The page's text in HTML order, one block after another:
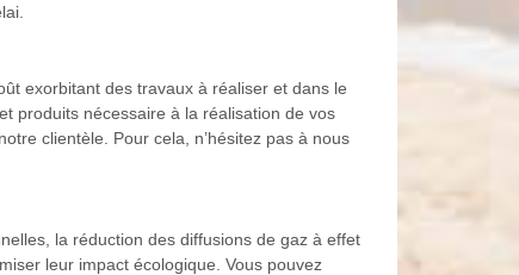
exorbitant des travaux à réaliser et dans le
produits nécessaire à la réalisation de vos
clientèle. Pour cela, n’hésitez pas à nous
la réduction des diffusions de gaz à effet
leur impact écologique. Vous pouvez